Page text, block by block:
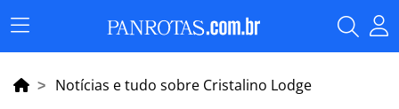
Menu
Principal
Notícias e tudo sobre Cristalino Lodge